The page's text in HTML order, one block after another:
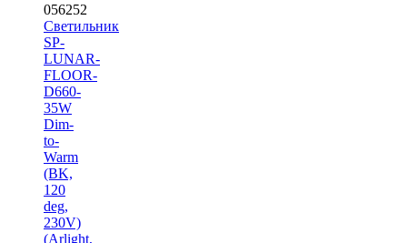
056252
Светильник
SP-
LUNAR-
FLOOR-
D660-
35W
Dim-
to-
Warm
(BK,
120
deg,
230V)
(Arlight,